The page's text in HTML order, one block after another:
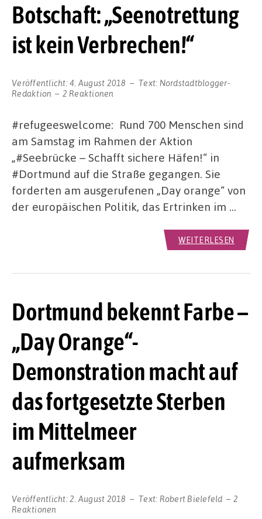
Botschaft: „Seenotrettung
ist kein Verbrechen!“
Veröffentlicht:4. August 2018 Text: Nordstadtblogger-
Redaktion
2 Reaktionen
#refugeeswelcome: Rund 700 Menschen sind
am Samstag im Rahmen der Aktion
„#Seebrücke – Schafft sichere Häfen!“ in
#Dortmund auf die Straße gegangen. Sie
forderten am ausgerufenen „Day orange“ von
der europäischen Politik, das Ertrinken im …
WEITERLESEN
Dortmund bekennt Farbe –
„Day Orange“-
Demonstration macht auf
das fortgesetzte Sterben
im Mittelmeer
aufmerksam
Veröffentlicht:2. August 2018 Text: Robert Bielefeld
2
Reaktionen